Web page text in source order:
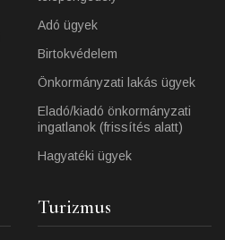
Adó ügyek
Birtokvédelem
Önkormányzati lakás ügyek
Eladó/kiadó önkormányzati
ingatlanok (frissítés alatt)
Hagyatéki ügyek
Turizmus